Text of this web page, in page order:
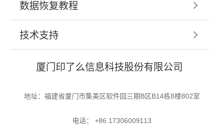
数据恢复教程
技术支持
厦门印了么信息科技股份有限公司
地址：福建省厦门市集美区软件园三期B区B14栋8楼802室
电话： +86 17306009113